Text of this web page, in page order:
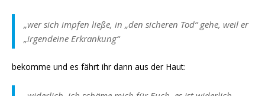
„wer sich impfen ließe, in „den sicheren Tod“ gehe, weil er
„irgendeine Erkrankung“
bekomme und es fährt ihr dann aus der Haut: